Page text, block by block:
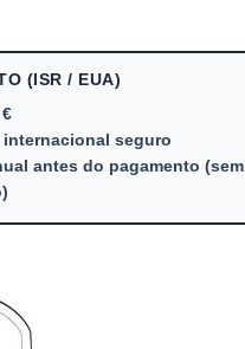
(ISR / EUA)
internacional seguro
antes do pagamento (sem